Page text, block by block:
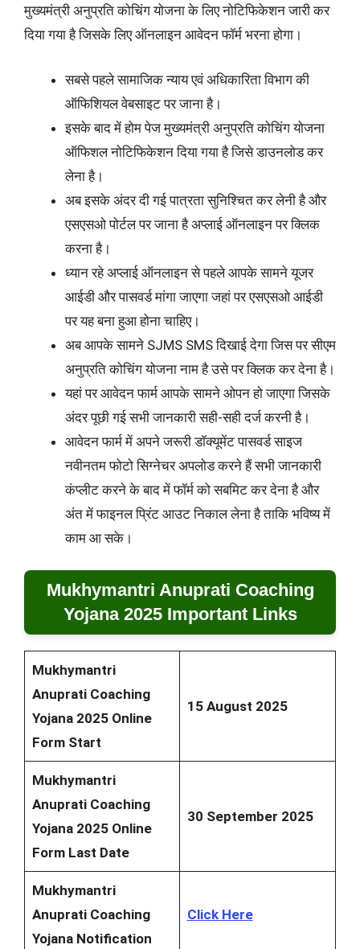
मुख्यमंत्री अनुप्रति कोचिंग योजना के लिए नोटिफिकेशन जारी कर
दिया गया है जिसके लिए ऑनलाइन आवेदन फॉर्म भरना होगा।
सबसे पहले सामाजिक न्याय एवं अधिकारिता विभाग की
ऑफिशियल वेबसाइट पर जाना है।
इसके बाद में होम पेज मुख्यमंत्री अनुप्रति कोचिंग योजना
ऑफिशल नोटिफिकेशन दिया गया है जिसे डाउनलोड कर
लेना है।
अब इसके अंदर दी गई पात्रता सुनिश्चित कर लेनी है और
एसएसओ पोर्टल पर जाना है अप्लाई ऑनलाइन पर क्लिक
करना है।
ध्यान रहे अप्लाई ऑनलाइन से पहले आपके सामने यूजर
आईडी और पासवर्ड मांगा जाएगा जहां पर एसएसओ आईडी
पर यह बना हुआ होना चाहिए।
अब आपके सामने SJMS SMS दिखाई देगा जिस पर सीएम
अनुप्रति कोचिंग योजना नाम है उसे पर क्लिक कर देना है।
यहां पर आवेदन फार्म आपके सामने ओपन हो जाएगा जिसके
अंदर पूछी गई सभी जानकारी सही-सही दर्ज करनी है।
आवेदन फार्म में अपने जरूरी डॉक्यूमेंट पासवर्ड साइज
नवीनतम फोटो सिग्नेचर अपलोड करने हैं सभी जानकारी
कंप्लीट करने के बाद में फॉर्म को सबमिट कर देना है और
अंत में फाइनल प्रिंट आउट निकाल लेना है ताकि भविष्य में
काम आ सके।
Mukhymantri Anuprati Coaching
Yojana 2025 Important Links
Mukhymantri
Anuprati Coaching
Yojana 2025 Online
Form Start
15 August 2025
Mukhymantri
Anuprati Coaching
Yojana 2025 Online
Form Last Date
30 September 2025
Mukhymantri
Anuprati Coaching
Yojana Notification
Click Here